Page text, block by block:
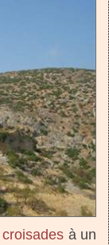
croisades à un